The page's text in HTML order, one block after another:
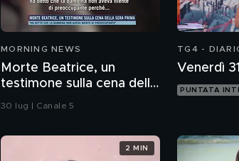
MORNING NEWS
Morte Beatrice, un
testimone sulla cena della
sera prima
30 lug | Canale 5
TG4 -
Venerdì
PUNTATA
2 MIN